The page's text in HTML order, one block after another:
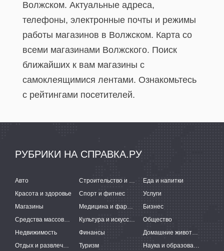
Волжском. Актуальные адреса,
телефоны, электронные почты и режимы
работы магазинов в Волжском. Карта со
всеми магазинами Волжского. Поиск
ближайших к вам магазины с
самоклеящимися лентами. Ознакомьтесь
с рейтингами посетителей.
РУБРИКИ НА СПРАВКА.РУ
Авто Строительство и ремонт
Еда и напитки
Красота и здоровье
Спорт и фитнес
Услуги
Магазины
Медицина и фармацевтика
Бизнес
Средства массовой информации
Культура и искусство
Общество
Недвижимость
Финансы
Домашние животные
Отдых и развлечения
Туризм Наука и образование